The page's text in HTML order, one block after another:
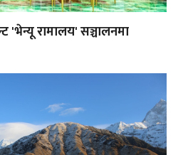
'भेन्यू रामालय' सञ्चालनमा